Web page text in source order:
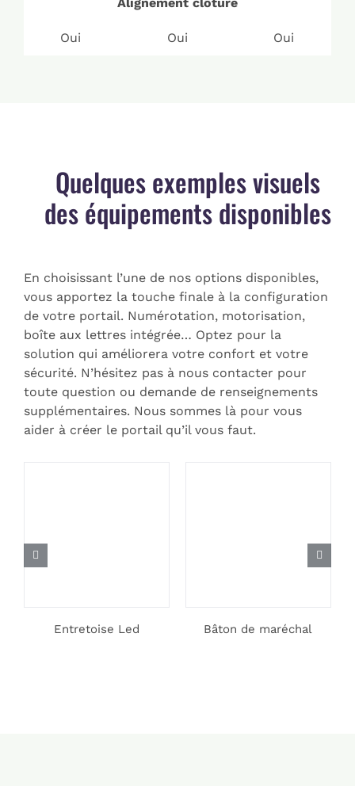
Oui Oui Oui
Quelques exemples visuels
des équipements disponibles
En choisissant l’une de nos options disponibles,
vous apportez la touche finale à la configuration
de votre portail. Numérotation, motorisation,
boîte aux lettres intégrée… Optez pour la
solution qui améliorera votre confort et votre
sécurité. N’hésitez pas à nous contacter pour
toute question ou demande de renseignements
supplémentaires. Nous sommes là pour vous
aider à créer le portail qu’il vous faut.
Entretoise Led Bâton de maréchal